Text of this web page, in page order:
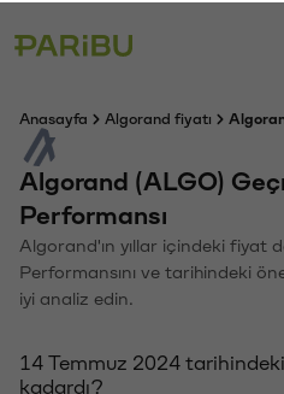
Anasayfa Algorand fiyatı
Algorand (ALGO)
Performansı
Algorand'ın yıllar içindeki fiyat
Performansını ve tarihindeki
iyi analiz edin.
14 Temmuz 2024
kadardı?